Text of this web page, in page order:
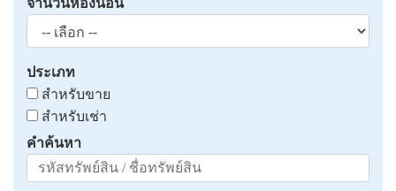
จำนวนห้องนอน
ประเภท
สำหรับขาย
สำหรับเช่า
คำค้นหา